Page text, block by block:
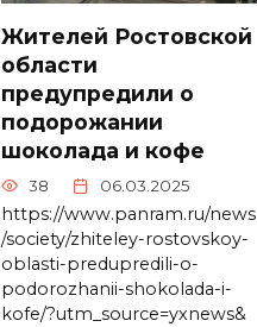
Жителей Ростовской
области
предупредили о
подорожании
шоколада и кофе
38 06.03.2025
https://www.panram.ru/news
/society/zhiteley-rostovskoy-
oblasti-predupredili-o-
podorozhanii-shokolada-i-
kofe/?utm_source=yxnews&